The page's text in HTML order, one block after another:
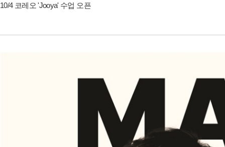
10/4 코레오 'Jooya' 수업 오픈